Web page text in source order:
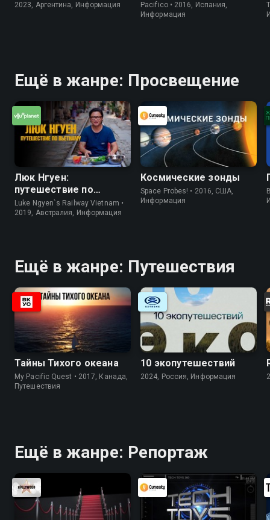
2023, Аргентина, Информация
Pacifico • 2016, Испания,
Информация
Ещё в жанре: Просвещение
Люк Нгуен:
путешествие по
Вьетнаму
Luke Ngyen`s Railway Vietnam •
2019, Австралия, Информация
Космические зонды
Space Probes! • 2016, США,
Информация
Ещё в жанре: Путешествия
Тайны Тихого океана
My Pacific Quest • 2017, Канада,
Путешествия
10 экопутешествий
2024, Россия, Информация
Ещё в жанре: Репортаж